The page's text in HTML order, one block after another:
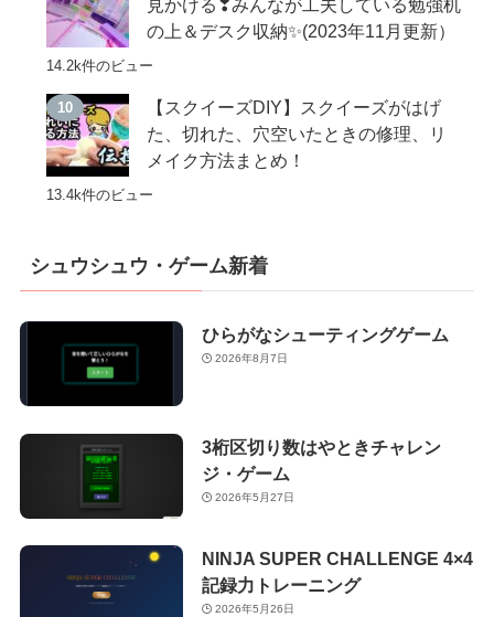
見かける❣みんなが工夫している勉強机
の上＆デスク収納✨(2023年11月更新）
14.2k件のビュー
【スクイーズDIY】スクイーズがはげ
た、切れた、穴空いたときの修理、リ
メイク方法まとめ！
13.4k件のビュー
シュウシュウ・ゲーム新着
ひらがなシューティングゲーム
2026年8月7日
3桁区切り数はやときチャレン
ジ・ゲーム
2026年5月27日
NINJA SUPER CHALLENGE 4×4
記録力トレーニング
2026年5月26日